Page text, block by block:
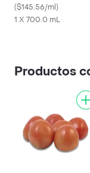
($145.56/ml)
1 X 700.0 mL
Productos